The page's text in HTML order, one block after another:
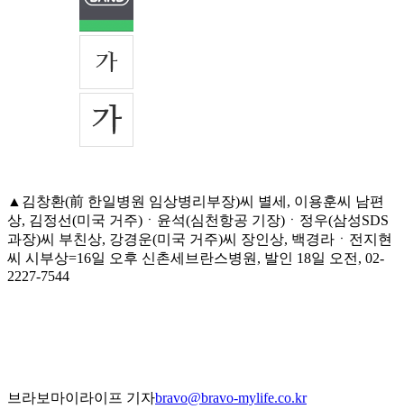
▲김창환(前 한일병원 임상병리부장)씨 별세, 이용훈씨 남편
상, 김정선(미국 거주)ㆍ윤석(심천항공 기장)ㆍ정우(삼성SDS
과장)씨 부친상, 강경운(미국 거주)씨 장인상, 백경라ㆍ전지현
씨 시부상=16일 오후 신촌세브란스병원, 발인 18일 오전, 02-
2227-7544
브라보마이라이프 기자bravo@bravo-mylife.co.kr